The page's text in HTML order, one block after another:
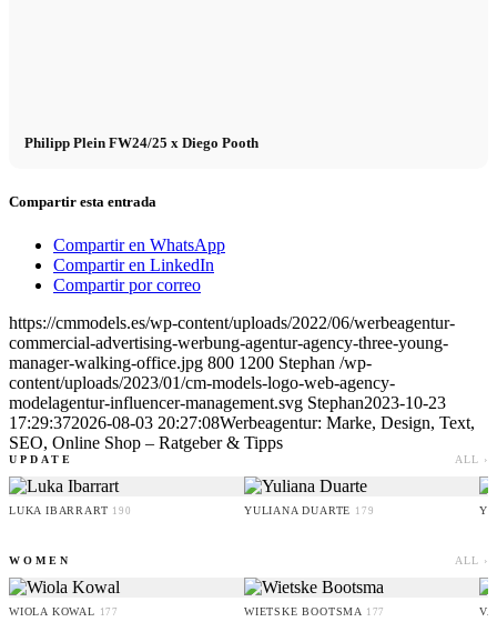
Philipp Plein FW24/25 x Diego Pooth
Compartir esta entrada
Compartir en WhatsApp
Compartir en LinkedIn
Compartir por correo
https://cmmodels.es/wp-content/uploads/2022/06/werbeagentur-
commercial-advertising-werbung-agentur-agency-three-young-
manager-walking-office.jpg 800 1200 Stephan /wp-
content/uploads/2023/01/cm-models-logo-web-agency-
modelagentur-influencer-management.svg Stephan2023-10-23
17:29:372026-08-03 20:27:08Werbeagentur: Marke, Design, Text,
SEO, Online Shop – Ratgeber & Tipps
UPDATE ALL ›
LUKA IBARRART 190 YULIANA DUARTE 179
WOMEN ALL ›
WIOLA KOWAL 177 WIETSKE BOOTSMA 177